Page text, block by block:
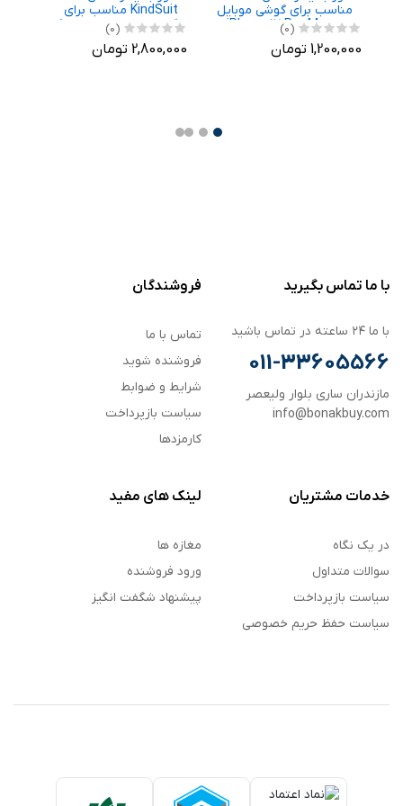
مناسب برای گوشی موبایل
اپل iPhone 17 Pro Max
(0)
1,200,000 تومان
KindSuit مناسب برای
گوشی موبایل سامسونگ
Galaxy S26 Ultra
(0)
2,800,000 تومان
با ما تماس بگیرید
با ما ۲۴ ساعته در تماس باشید
011-33605566
مازندران ساری بلوار ولیعصر
info@bonakbuy.com
فروشندگان
تماس با ما
فروشنده شوید
شرایط و ضوابط
سیاست بازپرداخت
کارمزدها
خدمات مشتریان
در یک نگاه
سوالات متداول
سیاست بازپرداخت
سیاست حفظ حریم خصوصی
لینک های مفید
مغازه ها
ورود فروشنده
پیشنهاد شگفت انگیز